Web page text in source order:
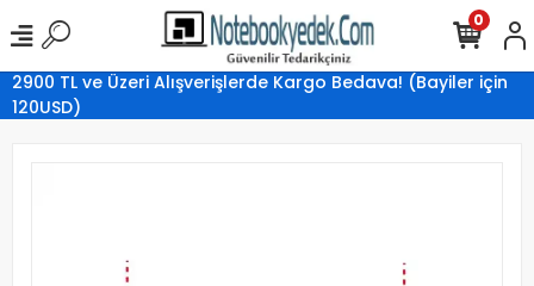
2900 TL ve Üzeri Alışverişlerde Kargo Bedava! (Bayiler için
120USD)
0